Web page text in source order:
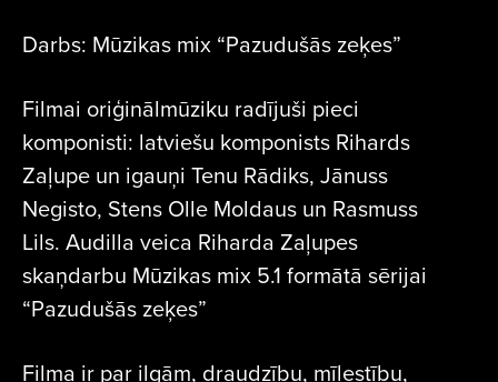
Darbs: Mūzikas mix “Pazudušās zeķes”
Filmai oriģinālmūziku radījuši pieci
komponisti: latviešu komponists Rihards
Zaļupe un igauņi Tenu Rādiks, Jānuss
Negisto, Stens Olle Moldaus un Rasmuss
Lils. Audilla veica Riharda Zaļupes
skaņdarbu Mūzikas mix 5.1 formātā sērijai
“Pazudušās zeķes”
Filma ir par ilgām, draudzību, mīlestību,